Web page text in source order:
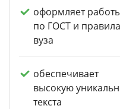
оформляет
по ГОСТ и
вуза
обеспечивает
высокую
текста